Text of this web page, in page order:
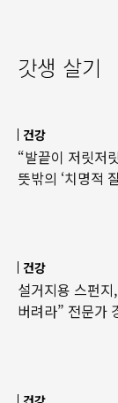
갓생 살기
건강
“발끝이 저릿저
뜻밖의 ‘치명적
건강
설거지용 스펀
버려라” 전문가